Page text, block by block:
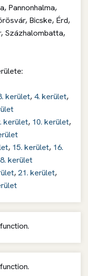
Pannonhalma,
Bicske, Érd,
Százhalombatta,
kerület, 4. kerület,
kerület, 10. kerület,
, 15. kerület, 16.
kerület
,21. kerület,